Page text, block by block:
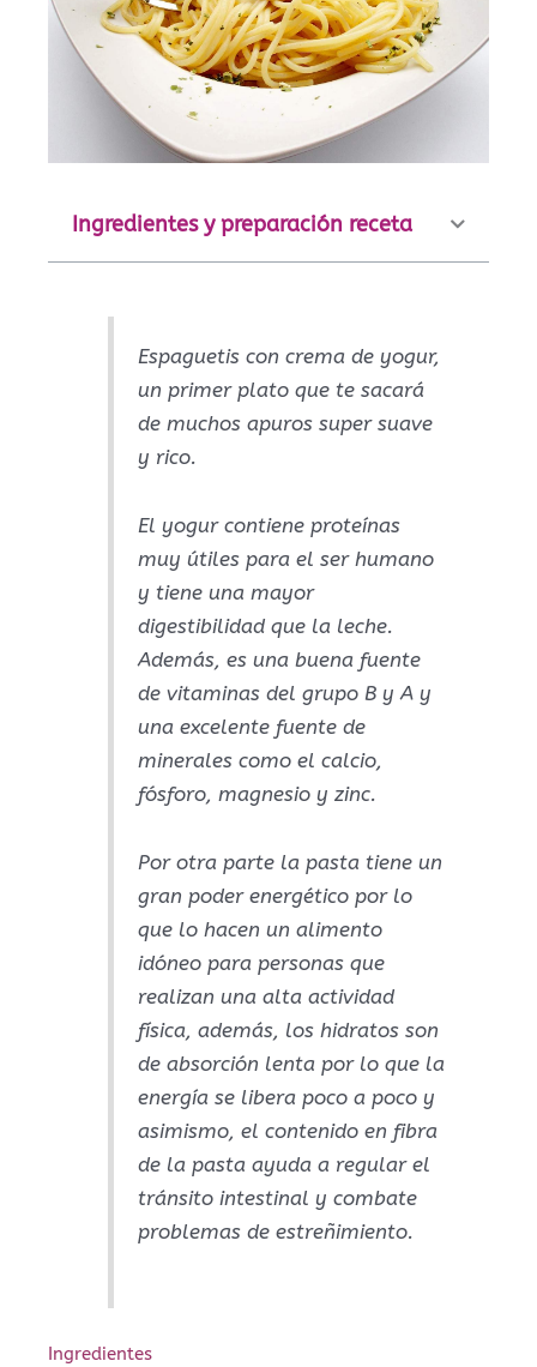
Ingredientes y preparación receta
Espaguetis con crema de yogur,
un primer plato que te sacará
de muchos apuros super suave
y rico.
El yogur contiene proteínas
muy útiles para el ser humano
y tiene una mayor
digestibilidad que la leche.
Además, es una buena fuente
de vitaminas del grupo B y A y
una excelente fuente de
minerales como el calcio,
fósforo, magnesio y zinc.
Por otra parte la pasta tiene un
gran poder energético por lo
que lo hacen un alimento
idóneo para personas que
realizan una alta actividad
física, además, los hidratos son
de absorción lenta por lo que la
energía se libera poco a poco y
asimismo, el contenido en fibra
de la pasta ayuda a regular el
tránsito intestinal y combate
problemas de estreñimiento.
Ingredientes